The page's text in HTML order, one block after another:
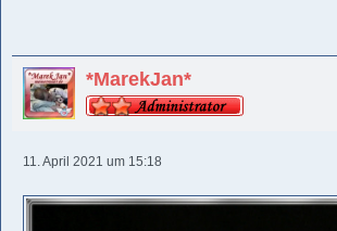
*MarekJan*
11. April 2021 um 15:18